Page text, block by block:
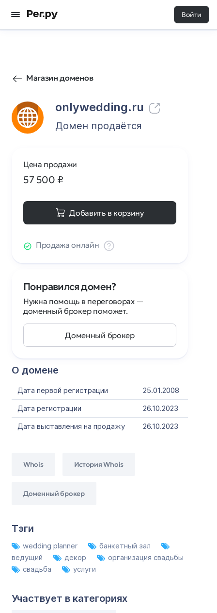
Войти
Магазин доменов
onlywedding.ru
32 0
Домен продаётся
О домене
Дата первой регистрации
25.01.2008
Дата регистрации
26.10.2023
Дата выставления на продажу
26.10.2023
Whois История Whois
Доменный брокер
Тэги
wedding planner
банкетный зал
ведущий
декор
организация свадьбы
свадьба
услуги
Участвует в категориях
Цена продажи
57 500 ₽
Добавить в корзину
Продажа онлайн
Понравился домен?
Нужна помощь в переговорах —
доменный брокер поможет.
Доменный брокер